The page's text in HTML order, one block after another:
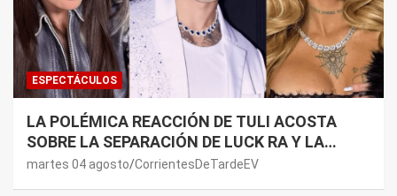
ESPECTÁCULOS
LA POLÉMICA REACCIÓN DE TULI ACOSTA
SOBRE LA SEPARACIÓN DE LUCK RA Y LA
JOAQUI: “¿MI VERDAD?”
martes 04 agosto CorrientesDeTardeEV